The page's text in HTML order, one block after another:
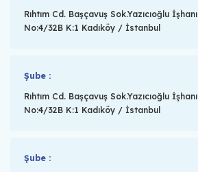
Rıhtım Cd. Başçavuş Sok.Yazıcıoğlu İşhanı
No:4/32B K:1 Kadıköy / İstanbul
Şube :
Rıhtım Cd. Başçavuş Sok.Yazıcıoğlu İşhanı
No:4/32B K:1 Kadıköy / İstanbul
Şube :